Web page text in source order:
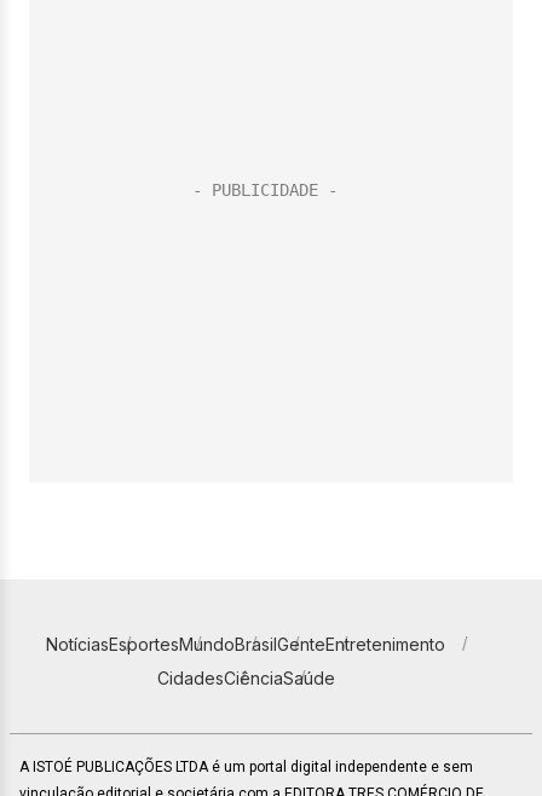
NotíciasEsportesMundoBrasilGenteEntretenimento
CidadesCiênciaSaúde
A ISTOÉ PUBLICAÇÕES LTDA é um portal digital independente e sem